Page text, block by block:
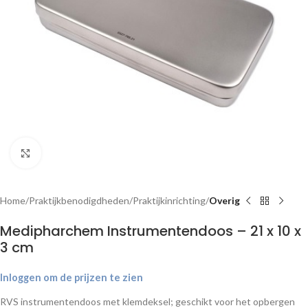
Home Praktijkbenodigdheden Praktijkinrichting Overig
Medipharchem Instrumentendoos – 21 x 10 x
3 cm
Inloggen om de prijzen te zien
RVS instrumentendoos met klemdeksel; geschikt voor het opbergen